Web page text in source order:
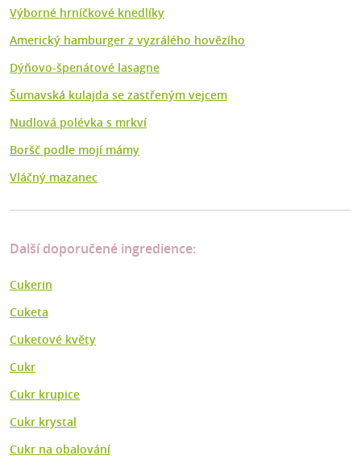
Výborné hrníčkové knedlíky
Americký hamburger z vyzrálého hovězího
Dýňovo-špenátové lasagne
Šumavská kulajda se zastřeným vejcem
Nudlová polévka s mrkví
Boršč podle mojí mámy
Vláčný mazanec
Další doporučené ingredience:
Cukerin
Cuketa
Cuketové květy
Cukr
Cukr krupice
Cukr krystal
Cukr na obalování